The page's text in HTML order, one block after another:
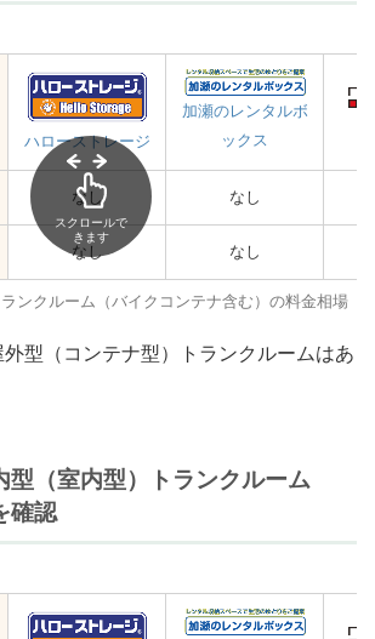
ハローストレージ
加瀬のレンタルボ
ックス
なし なし
なし なし
スクロールで
きます
ンクルーム（バイクコンテナ含む）の料金相場
型（コンテナ型）トランクルームはあ
型（室内型）トランクルーム
確認